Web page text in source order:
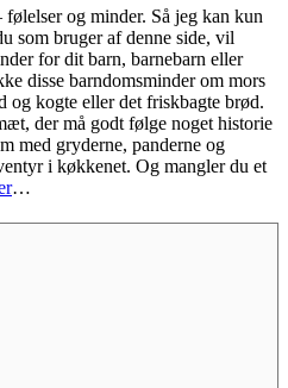
og minder. Så jeg kan kun
som bruger af denne side, vil
for dit barn, barnebarn eller
disse barndomsminder om mors
og kogte eller det friskbagte brød.
der må godt følge noget historie
med gryderne, panderne og
i køkkenet. Og mangler du et
…